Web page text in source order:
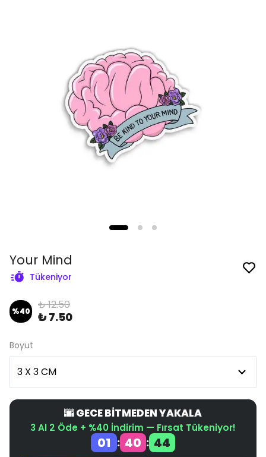
Your Mind
Tükeniyor
%40 ₺ 12.50
₺ 7.50
Boyut
🌆 GECE BİTMEDEN YAKALA
3 Al 2 Öde + %40 İndirim — Fırsat Tükeniyor!
01 : 40 : 44